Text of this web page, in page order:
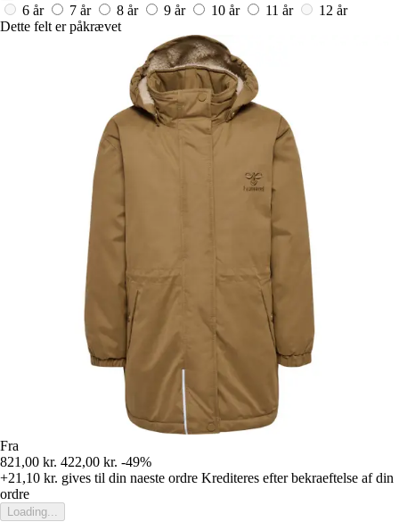
6 år
7 år 8 år 9 år 10 år 11 år
12 år
Dette felt er påkrævet
Fra
821,00 kr. 422,00 kr. -49%
+21,10 kr. gives til din naeste ordre Krediteres efter bekraeftelse af din
ordre
Loading...